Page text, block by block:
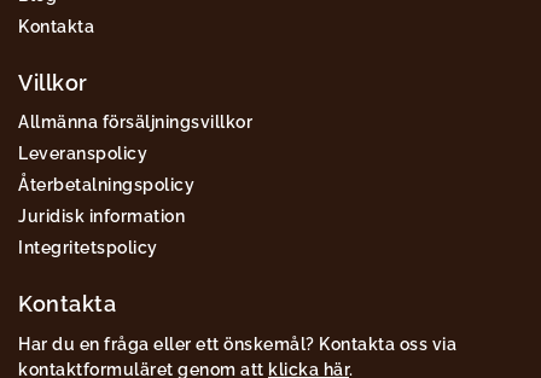
Kontakta
Villkor
Allmänna försäljningsvillkor
Leveranspolicy
Återbetalningspolicy
Juridisk information
Integritetspolicy
Kontakta
Har du en fråga eller ett önskemål? Kontakta oss via
kontaktformuläret genom att klicka här.